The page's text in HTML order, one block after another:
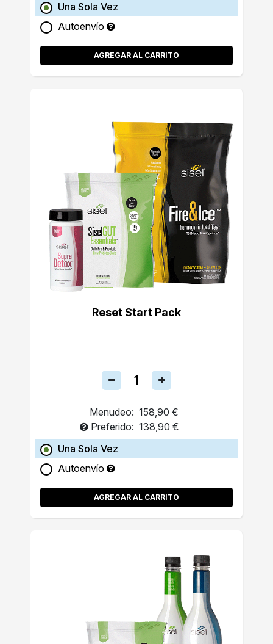
Una Sola Vez
Autoenvío
AGREGAR AL CARRITO
Reset Start Pack
Menudeo: 158,90 €
Preferido: 138,90 €
Una Sola Vez
Autoenvío
AGREGAR AL CARRITO